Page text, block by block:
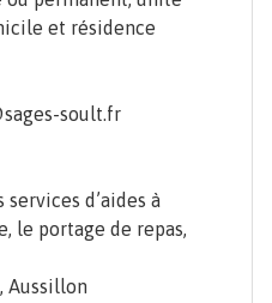
et résidence
soult.fr
d’aides à
le portage de repas,
Aussillon